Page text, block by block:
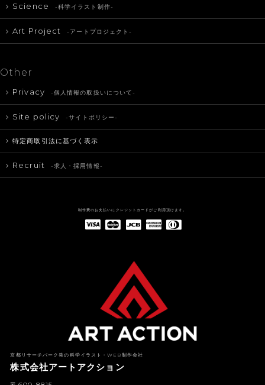
Science -科学イラスト制作-
Art Project -アートプロジェクト-
Other
Privacy -個人情報の取扱いについて-
Site policy -サイトポリシー-
特定商取引法に基づく表示
Recruit -求人・採用情報-
制作費のお支払いにクレジットカードがご利用頂けます。
京都リサーチパーク発の科学イラスト・WEB制作会社
株式会社アートアクション